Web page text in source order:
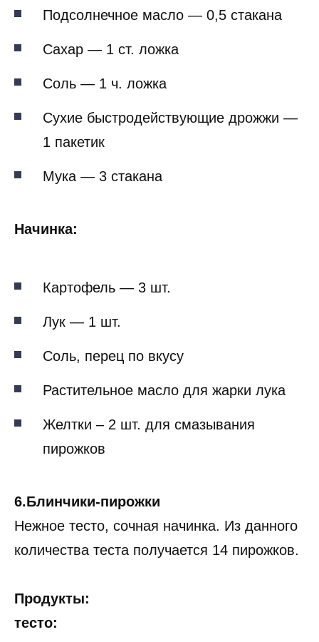
Подсолнечное масло — 0,5 стакана
Сахар — 1 ст. ложка
Соль — 1 ч. ложка
Сухие быстродействующие дрожжи —
1 пакетик
Мука — 3 стакана
Начинка:
Картофель — 3 шт.
Лук — 1 шт.
Соль, перец по вкусу
Растительное масло для жарки лука
Желтки – 2 шт. для смазывания
пирожков
6.Блинчики-пирожки
Нежное тесто, сочная начинка. Из данного
количества теста получается 14 пирожков.
Продукты:
тесто: